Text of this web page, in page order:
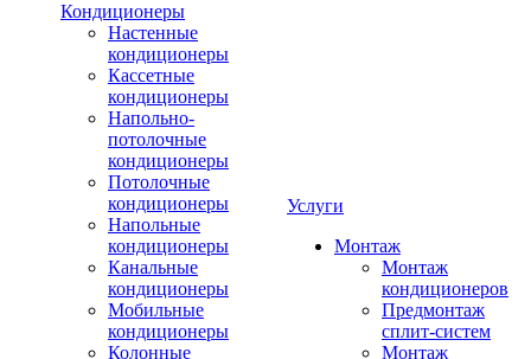
Кондиционеры
Настенные
кондиционеры
Кассетные
кондиционеры
Напольно-
потолочные
кондиционеры
Потолочные
кондиционеры
Напольные
кондиционеры
Канальные
кондиционеры
Мобильные
кондиционеры
Колонные
Услуги
Монтаж
Монтаж
кондиционеров
Предмонтаж
сплит-систем
Монтаж